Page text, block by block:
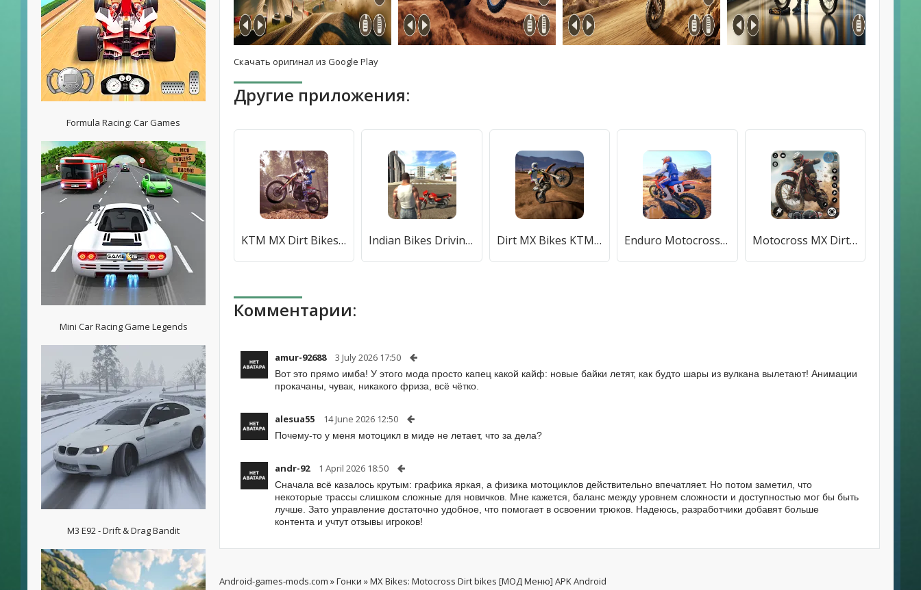
Formula Racing: Car Games
Mini Car Racing Game Legends
M3 E92 - Drift & Drag Bandit
Скачать оригинал из Google Play
Другие приложения:
KTM MX Dirt Bikes Unleashed 3D (КТМ МХ Грязевые мотоциклы Освобожденные 3D) [МОД Бесконечные монеты] APK Android Indian Bikes Driving 3D (Индийские мотоциклы Вождение 3D) [МОД Unlocked] APK Android Dirt MX Bikes KTM Motocross 3D (Дирт МХ Байкс КТМ Мотокросс 3Д) [МОД Все открыто] APK Android Enduro Motocross Dirt MX Bikes (Эндуро Мотокросс Грязь МХ Мотоциклы) [МОД Много денег] APK Android Motocross MX Dirt Bike Games [МОД Много денег] APK Android
Комментарии:
amur-92688 3 July 2026 17:50
Вот это прямо имба! У этого мода просто капец какой кайф: новые байки летят, как будто шары из вулкана вылетают! Анимации
прокачаны, чувак, никакого фриза, всё чётко.
alesua55 14 June 2026 12:50
Почему-то у меня мотоцикл в миде не летает, что за дела?
andr-92 1 April 2026 18:50
Сначала всё казалось крутым: графика яркая, а физика мотоциклов действительно впечатляет. Но потом заметил, что
некоторые трассы слишком сложные для новичков. Мне кажется, баланс между уровнем сложности и доступностью мог бы быть
лучше. Зато управление достаточно удобное, что помогает в освоении трюков. Надеюсь, разработчики добавят больше
контента и учтут отзывы игроков!
Android-games-mods.com »Гонки » MX Bikes: Motocross Dirt bikes [МОД Меню] APK Android